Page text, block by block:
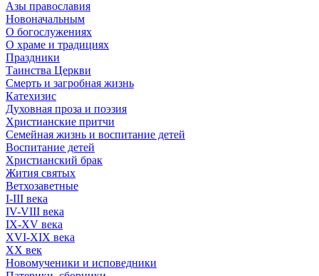
Азы православия
Новоначальным
О богослужениях
О храме и традициях
Праздники
Таинства Церкви
Смерть и загробная жизнь
Катехизис
Духовная проза и поэзия
Христианские притчи
Семейная жизнь и воспитание детей
Воспитание детей
Христианский брак
Жития святых
Ветхозаветные
I-III века
IV-VIII века
IX-XV века
XVI-XIX века
XX век
Новомученики и исповедники